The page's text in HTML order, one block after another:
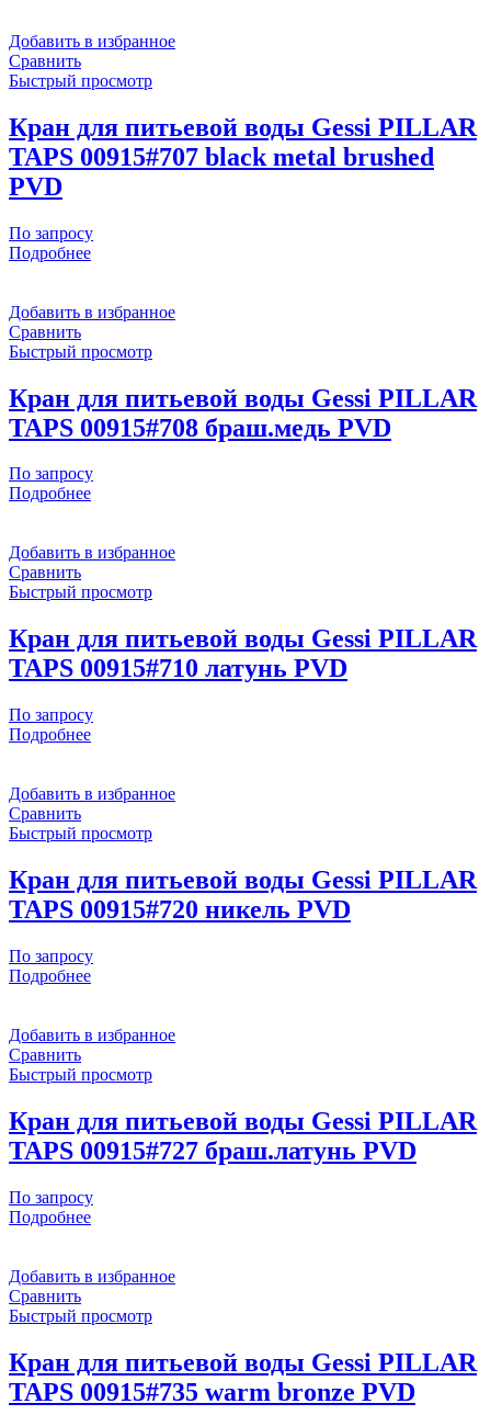
Добавить в избранное
Сравнить
Быстрый просмотр
Кран для питьевой воды Gessi PILLAR
TAPS 00915#707 black metal brushed
PVD
По запросу
Подробнее
Добавить в избранное
Сравнить
Быстрый просмотр
Кран для питьевой воды Gessi PILLAR
TAPS 00915#708 браш.медь PVD
По запросу
Подробнее
Добавить в избранное
Сравнить
Быстрый просмотр
Кран для питьевой воды Gessi PILLAR
TAPS 00915#710 латунь PVD
По запросу
Подробнее
Добавить в избранное
Сравнить
Быстрый просмотр
Кран для питьевой воды Gessi PILLAR
TAPS 00915#720 никель PVD
По запросу
Подробнее
Добавить в избранное
Сравнить
Быстрый просмотр
Кран для питьевой воды Gessi PILLAR
TAPS 00915#727 браш.латунь PVD
По запросу
Подробнее
Добавить в избранное
Сравнить
Быстрый просмотр
Кран для питьевой воды Gessi PILLAR
TAPS 00915#735 warm bronze PVD